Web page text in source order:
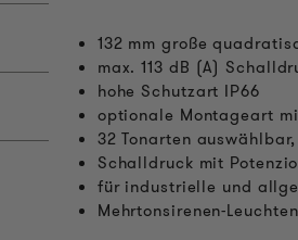
132 mm große
max. 113 dB (A)
hohe Schutzart IP66
optionale Montageart
32 Tonarten
Schalldruck mit
für industrielle und
Mehrtonsirenen-